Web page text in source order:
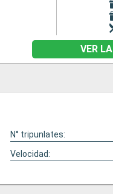
VER
N° tripunlates:
Velocidad: